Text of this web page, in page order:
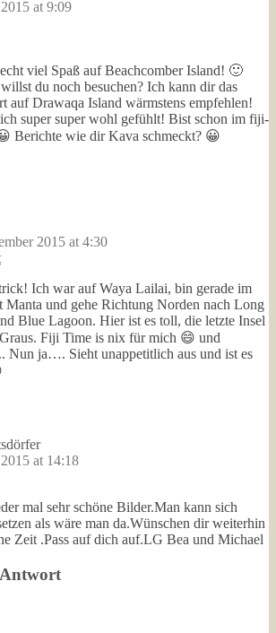
at 9:09
viel Spaß auf Beachcomber Island! 🙂
du noch besuchen? Ich kann dir das
auf Drawaqa Island wärmstens empfehlen!
super super wohl gefühlt! Bist schon im fiji-
Berichte wie dir Kava schmeckt? 😀
2015 at 4:30
Ich war auf Waya Lailai, bin gerade im
Manta und gehe Richtung Norden nach Long
Blue Lagoon. Hier ist es toll, die letzte Insel
Fiji Time is nix für mich 😄 und
ja…. Sieht unappetitlich aus und ist es
at 14:18
mal sehr schöne Bilder.Man kann sich
als wäre man da.Wünschen dir weiterhin
Zeit .Pass auf dich auf.LG Bea und Michael
Antwort